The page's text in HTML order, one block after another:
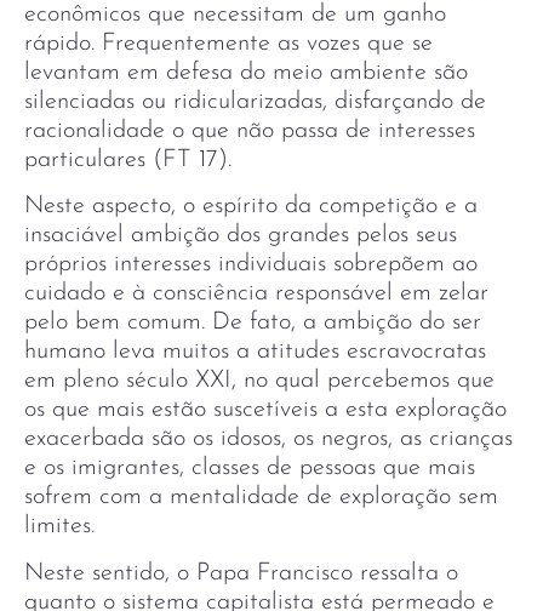
econômicos que necessitam de um ganho
rápido. Frequentemente as vozes que se
levantam em defesa do meio ambiente são
silenciadas ou ridicularizadas, disfarçando de
racionalidade o que não passa de interesses
particulares (FT 17).
Neste aspecto, o espírito da competição e a
insaciável ambição dos grandes pelos seus
próprios interesses individuais sobrepõem ao
cuidado e à consciência responsável em zelar
pelo bem comum. De fato, a ambição do ser
humano leva muitos a atitudes escravocratas
em pleno século XXI, no qual percebemos que
os que mais estão suscetíveis a esta exploração
exacerbada são os idosos, os negros, as crianças
e os imigrantes, classes de pessoas que mais
sofrem com a mentalidade de exploração sem
limites.
Neste sentido, o Papa Francisco ressalta o
quanto o sistema capitalista está permeado e